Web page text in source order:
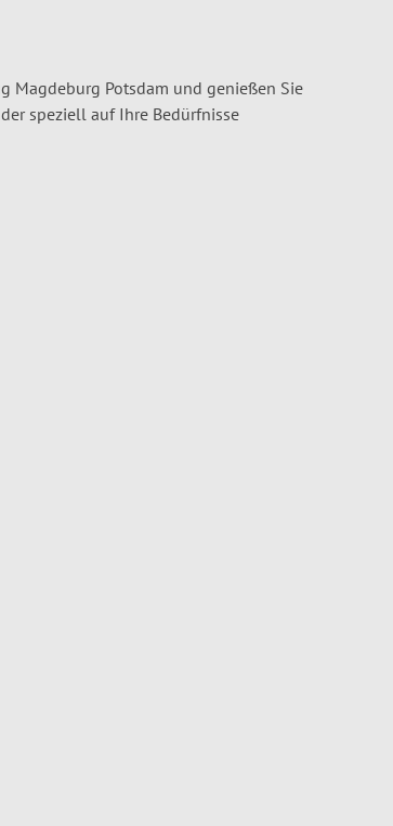
Magdeburg Potsdam und genießen Sie
der speziell auf Ihre Bedürfnisse